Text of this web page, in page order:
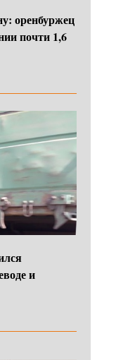
оренбуржец
почти 1,6
и